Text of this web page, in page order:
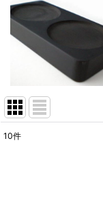
10件